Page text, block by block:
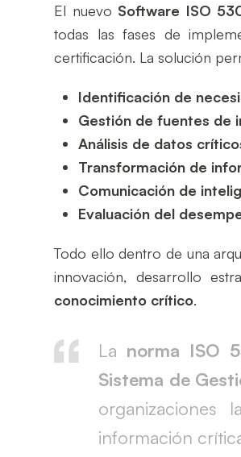
El nuevo Software ISO
todas las fases de
certificación. La solución
Identificación de
Gestión de fuentes de
Análisis de datos
Transformación de
Comunicación de
Evaluación del
Todo ello dentro de una
innovación, desarrollo
conocimiento crítico.
La norma ISO
Sistema de
organizaciones
información